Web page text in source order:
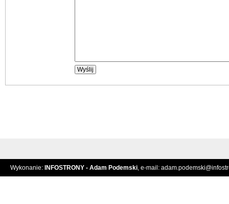
Wykonanie: INFOSTRONY - Adam Podemski, e-mail: